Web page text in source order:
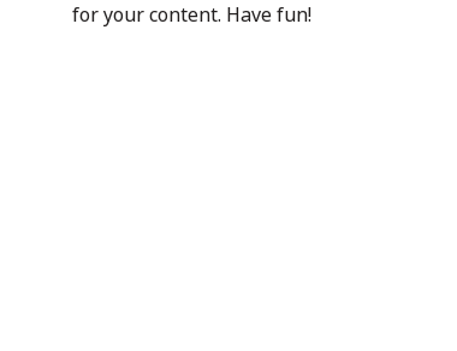
for your content. Have fun!